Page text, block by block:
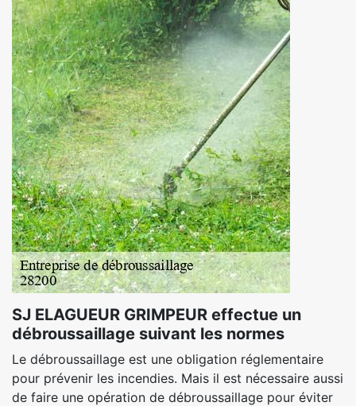
SJ ELAGUEUR GRIMPEUR effectue un
débroussaillage suivant les normes
Le débroussaillage est une obligation réglementaire
pour prévenir les incendies. Mais il est nécessaire aussi
de faire une opération de débroussaillage pour éviter